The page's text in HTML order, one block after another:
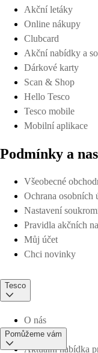
Akční letáky
Online nákupy
Clubcard
Akční nabídky a
Dárkové karty
Scan & Shop
Hello Tesco
Tesco mobile
Mobilní aplikace
Podmínky a
Všeobecné
Ochrana osobních
Nastavení
Pravidla akčních
Můj účet
Chci novinky
Tesco
O nás
Aktuální nabídka
Pomůžeme vám